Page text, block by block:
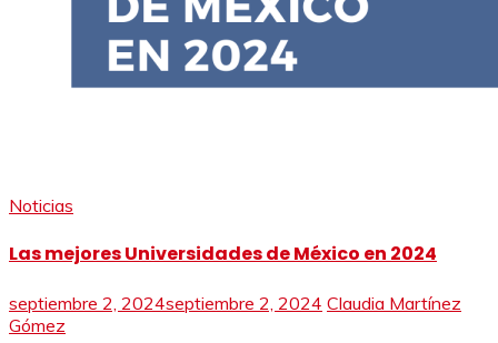
Noticias
Las mejores Universidades de México en 2024
septiembre 2, 2024septiembre 2, 2024 Claudia Martínez
Gómez